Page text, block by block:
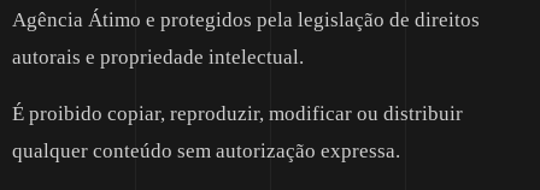
Agência Átimo e protegidos pela legislação de direitos
autorais e propriedade intelectual.
É proibido copiar, reproduzir, modificar ou distribuir
qualquer conteúdo sem autorização expressa.